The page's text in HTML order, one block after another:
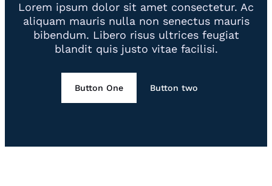
Lorem ipsum dolor sit amet consectetur. Ac
aliquam mauris nulla non senectus mauris
bibendum. Libero risus ultrices feugiat
blandit quis justo vitae facilisi.
Button One Button two